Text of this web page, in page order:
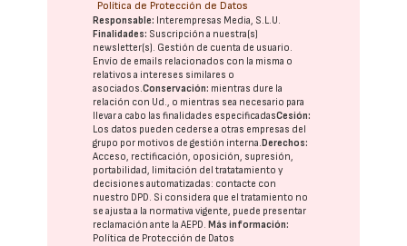
Política de Protección de Datos
Responsable: Interempresas Media, S.L.U.
Finalidades: Suscripción a nuestra(s)
newsletter(s). Gestión de cuenta de usuario.
Envío de emails relacionados con la misma o
relativos a intereses similares o
asociados.Conservación: mientras dure la
relación con Ud., o mientras sea necesario para
llevar a cabo las finalidades especificadasCesión:
Los datos pueden cederse a otras empresas del
grupo por motivos de gestión interna. Derechos:
Acceso, rectificación, oposición, supresión,
portabilidad, limitación del tratatamiento y
decisiones automatizadas: contacte con
nuestro DPD. Si considera que el tratamiento no
se ajusta a la normativa vigente, puede presentar
reclamación ante laAEPD. Más información:
Política de Protección de Datos